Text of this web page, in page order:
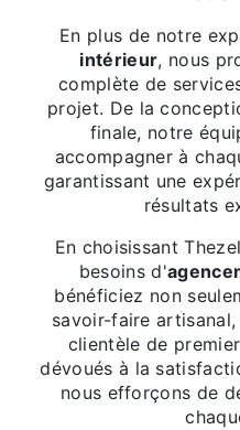
En plus de notre
intérieur, nous
complète de
projet. De la
finale, notre
accompagner à
garantissant une
résultats
En choisissant
besoins d'
bénéficiez non
savoir-faire
clientèle de
dévoués à la
nous efforçons de